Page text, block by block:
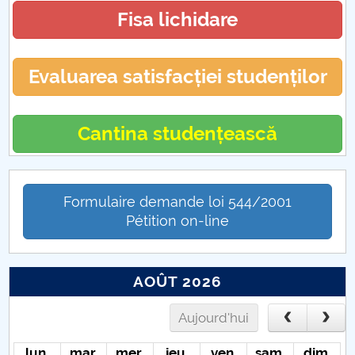
19. La ce să ne aşteptăm?
CEDO
excepționale
cum gestionăm asta?
Transporturile în contextul stării de urgență
„Ciuma Antonină” – o pandemie devastatoare la
apogeul Imperiului Roman
Fisa lichidare
Evaluarea satisfacției studenților
Cantina studențească
Formulaire demande loi 544/2001
Pétition on-line
AOÛT 2026
Aujourd'hui